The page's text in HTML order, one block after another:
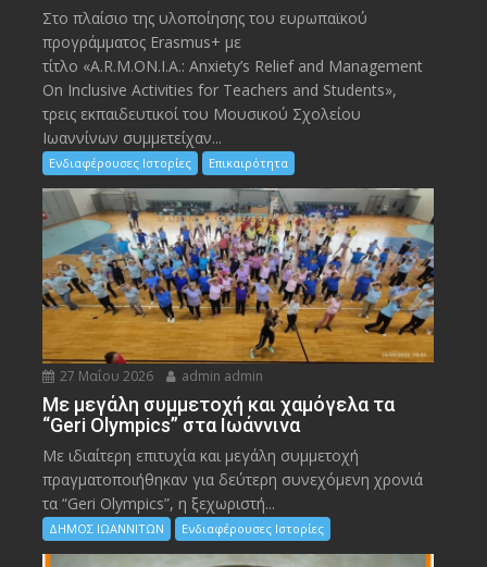
Στο πλαίσιο της υλοποίησης του ευρωπαϊκού
προγράμματος Erasmus+ με
τίτλο «A.R.M.ON.I.A.: Anxiety’s Relief and Management
On Inclusive Activities for Teachers and Students»,
τρεις εκπαιδευτικοί του Μουσικού Σχολείου
Ιωαννίνων συμμετείχαν...
Ενδιαφέρουσες Ιστορίες Επικαιρότητα
27 Μαΐου 2026 admin admin
Με μεγάλη συμμετοχή και χαμόγελα τα
“Geri Olympics” στα Ιωάννινα
Με ιδιαίτερη επιτυχία και μεγάλη συμμετοχή
πραγματοποιήθηκαν για δεύτερη συνεχόμενη χρονιά
τα “Geri Olympics”, η ξεχωριστή...
ΔΗΜΟΣ ΙΩΑΝΝΙΤΩΝ Ενδιαφέρουσες Ιστορίες